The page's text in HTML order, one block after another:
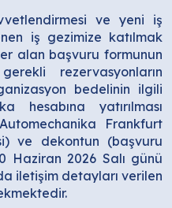
ve yeni iş
iş gezimize katılmak
alan başvuru formunun
rezervasyonların
bedelinin ilgili
hesabına yatırılması
Frankfurt
ve dekontun (başvuru
2026 Salı günü
iletişim detayları verilen